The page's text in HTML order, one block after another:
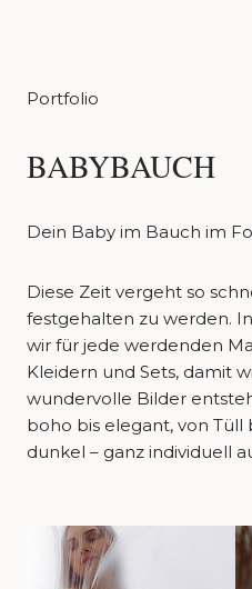
Portfolio
BABYBAUCH
Dein Baby im Bauch im
Diese Zeit vergeht so
festgehalten zu werden.
wir für jede werdenden
Kleidern und Sets, damit
wundervolle Bilder
boho bis elegant, von Tüll
dunkel – ganz individuell